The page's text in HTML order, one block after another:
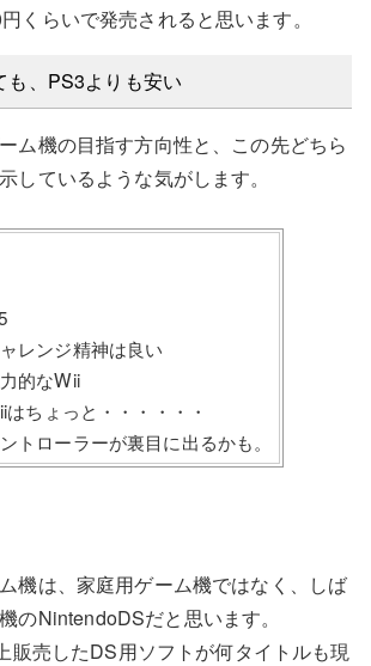
くらいで発売されると思います。
も、PS3よりも安い
ム機の目指す方向性と、この先どちら
しているような気がします。
レンジ精神は良い
的なWii
ちょっと・・・・・・
トローラーが裏目に出るかも。
機は、家庭用ゲーム機ではなく、しば
のNintendoDSだと思います。
販売したDS用ソフトが何タイトルも現